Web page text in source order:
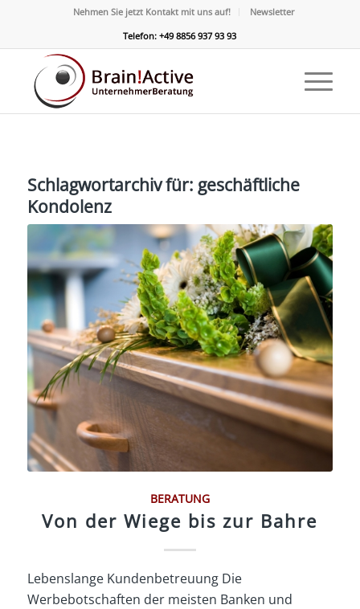
Nehmen Sie jetzt Kontakt mit uns auf!
Newsletter
Telefon: +49 8856 937 93 93
Schlagwortarchiv für: geschäftliche
Kondolenz
BERATUNG
Von der Wiege bis zur Bahre
Lebenslange Kundenbetreuung Die
Werbebotschaften der meisten Banken und